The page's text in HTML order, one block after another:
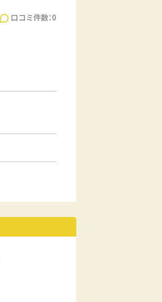
口コミ件数：0